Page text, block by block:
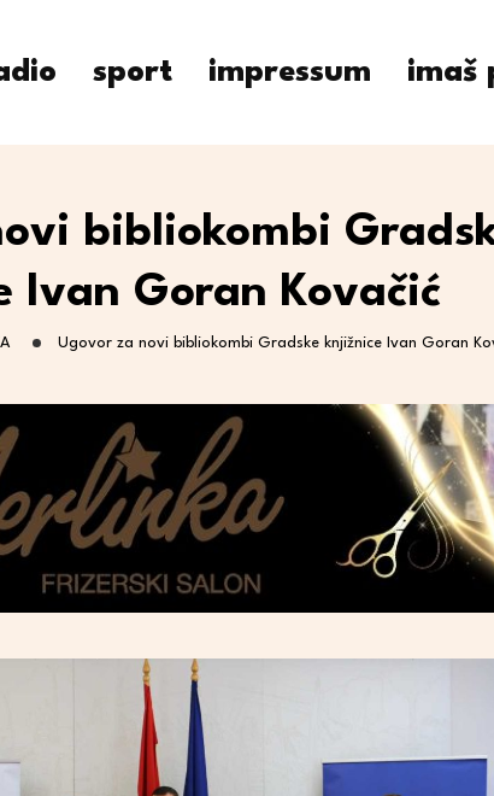
sport impressum imaš
bibliokombi
Ivan Goran Kovačić
Ugovor za novi bibliokombi Gradske knjižnice Ivan Goran